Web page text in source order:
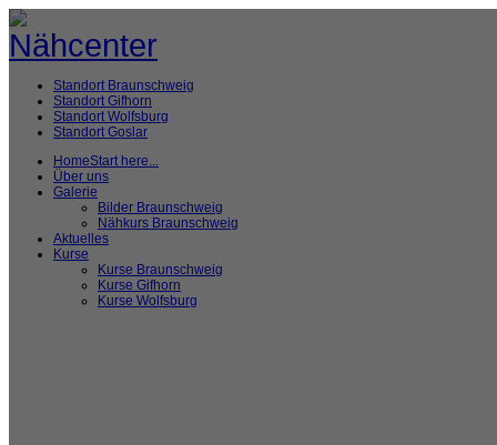
Standort Braunschweig
Standort Gifhorn
Standort Wolfsburg
Standort Goslar
HomeStart here...
Über uns
Galerie
Bilder Braunschweig
Nähkurs Braunschweig
Aktuelles
Kurse
Kurse Braunschweig
Kurse Gifhorn
Kurse Wolfsburg